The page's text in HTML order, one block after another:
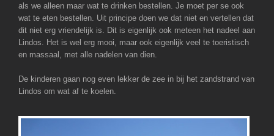
als we alleen maar wat te drinken bestellen. Je moet per se ook
wat te eten bestellen. Uit principe doen we dat niet en vertellen dat
dit niet erg vriendelijk is. Dit is eigenlijk ook meteen het nadeel aan
Lindos. Het is wel erg mooi, maar ook eigenlijk veel te toeristisch
en massaal, met alle nadelen van dien.
De kinderen gaan nog even lekker de zee in bij het zandstrand van
Lindos om wat af te koelen.